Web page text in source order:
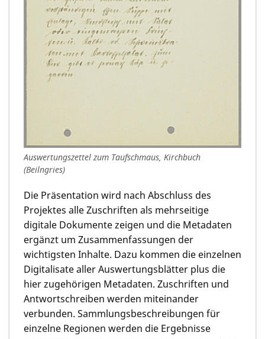
Auswertungszettel zum Taufschmaus, Kirchbuch
(Beilngries)
Die Präsentation wird nach Abschluss des
Projektes alle Zuschriften als mehrseitige
digitale Dokumente zeigen und die Metadaten
ergänzt um Zusammenfassungen der
wichtigsten Inhalte. Dazu kommen die einzelnen
Digitalisate aller Auswertungsblätter plus die
hier zugehörigen Metadaten. Zuschriften und
Antwortschreiben werden miteinander
verbunden. Sammlungsbeschreibungen für
einzelne Regionen werden die Ergebnisse